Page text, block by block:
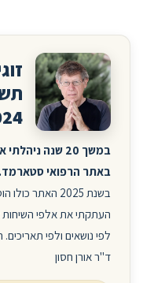
במשך 20 שנה
באתר הרפואי סטארמד.
בשנת 2025
העתקתי את אלפי השיחות
לפי נושאים ולפי
ד"ר אורן חסון